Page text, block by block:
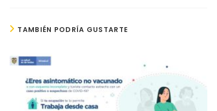
TAMBIÉN PODRÍA GUSTARTE